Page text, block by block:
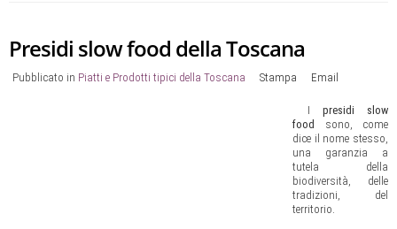
Presidi slow food della Toscana
Pubblicato in Piatti e Prodotti tipici della Toscana Stampa Email
I presidi slow
food
sono, come
dice il nome stesso,
una garanzia a
tutela della
biodiversità, delle
tradizioni, del
territorio.